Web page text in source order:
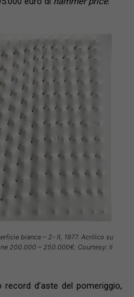
bianca – 2- II, 1977. Acrilico su
200.000 – 250.000€. Courtesy: Il
d’aste del pomeriggio,